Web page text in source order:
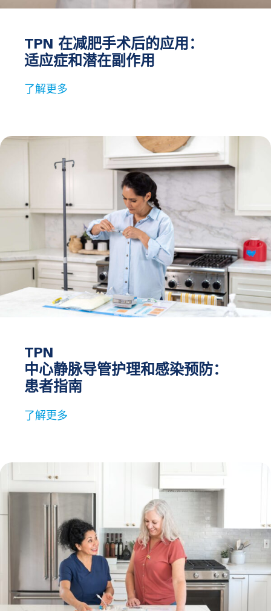
TPN 在减肥手术后的应用：
适应症和潜在副作用
了解更多
TPN
中心静脉导管护理和感染预防：
患者指南
了解更多